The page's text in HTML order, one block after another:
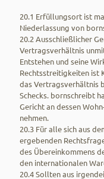
20.1 Erfüllungsort ist
Niederlassung von
20.2 Ausschließlicher
Vertragsverhältnis
Entstehen und seine
Rechtsstreitigkeiten ist
das Vertragsverhältnis
Schecks. bornschreibt
Gericht an dessen
nehmen.
20.3 Für alle sich aus
ergebenden
des Übereinkommens
den internationalen
20.4 Sollten aus